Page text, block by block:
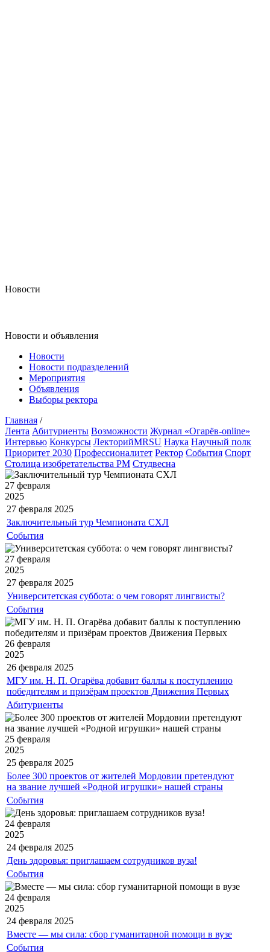
Новости
Новости и объявления
Новости
Новости подразделений
Мероприятия
Объявления
Выборы ректора
Главная /
Лента Абитуриенты Возможности Журнал «Огарёв-online»
Интервью Конкурсы ЛекторийMRSU Наука Научный полк
Приоритет 2030 Профессионалитет Ректор События Спорт
Столица изобретательства РМ Студвесна
27 февраля
2025
27 февраля 2025
Заключительный тур Чемпионата СХЛ
События
27 февраля
2025
27 февраля 2025
Университетская суббота: о чем говорят лингвисты?
События
26 февраля
2025
26 февраля 2025
МГУ им. Н. П. Огарёва добавит баллы к поступлению
победителям и призёрам проектов Движения Первых
Абитуриенты
25 февраля
2025
25 февраля 2025
Более 300 проектов от жителей Мордовии претендуют
на звание лучшей «Родной игрушки» нашей страны
События
24 февраля
2025
24 февраля 2025
День здоровья: приглашаем сотрудников вуза!
События
24 февраля
2025
24 февраля 2025
Вместе — мы сила: сбор гуманитарной помощи в вузе
События